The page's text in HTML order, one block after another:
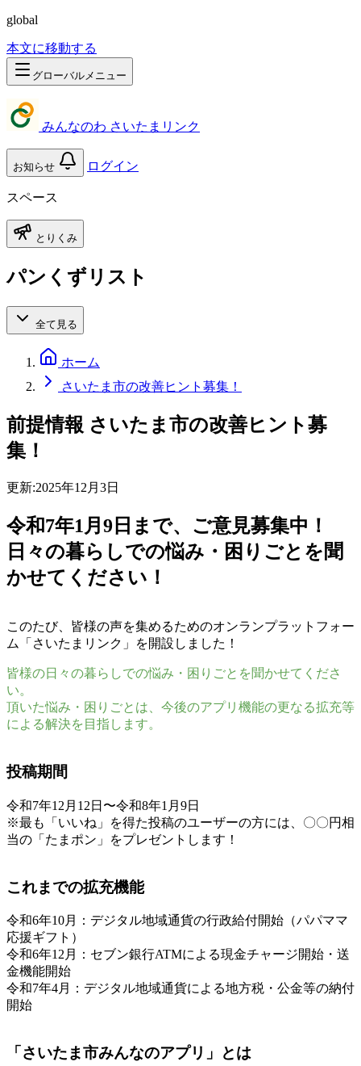
global
本文に移動する
グローバルメニュー
みんなのわ さいたまリンク
お知らせ ログイン
スペース
とりくみ
パンくずリスト
全て見る
ホーム
さいたま市の改善ヒント募集！
前提情報 さいたま市の改善ヒント募
集！
更新:2025年12月3日
令和7年1月9日まで、ご意見募集中！
日々の暮らしでの悩み・困りごとを聞
かせてください！
このたび、皆様の声を集めるためのオンランプラットフォー
ム「さいたまリンク」を開設しました！
皆様の日々の暮らしでの悩み・困りごとを聞かせてくださ
い。
頂いた悩み・困りごとは、今後のアプリ機能の更なる拡充等
による解決を目指します。
投稿期間
令和7年12月12日〜令和8年1月9日
※最も「いいね」を得た投稿のユーザーの方には、〇〇円相
当の「たまポン」をプレゼントします！
これまでの拡充機能
令和6年10月：デジタル地域通貨の行政給付開始（パパママ
応援ギフト）
令和6年12月：セブン銀行ATMによる現金チャージ開始・送
金機能開始
令和7年4月：デジタル地域通貨による地方税・公金等の納付
開始
「さいたま市みんなのアプリ」とは